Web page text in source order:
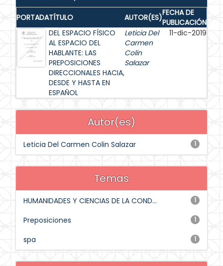
PORTADATÍTULO AUTOR(ES)FECHA DE
PUBLICACIÓN
DEL ESPACIO FÍSICO
AL ESPACIO DEL
HABLANTE: LAS
PREPOSICIONES
DIRECCIONALES HACIA,
DESDE Y HASTA EN
ESPAÑOL
Leticia Del
Carmen
Colin
Salazar
11-dic-2019
Autor(es)
1
Leticia Del Carmen Colin Salazar
Temas
1
HUMANIDADES Y CIENCIAS DE LA COND...
1
Preposiciones
1
spa